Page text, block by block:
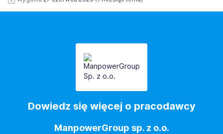
Dowiedz się więcej o pracodawcy
ManpowerGroup sp. z o.o.